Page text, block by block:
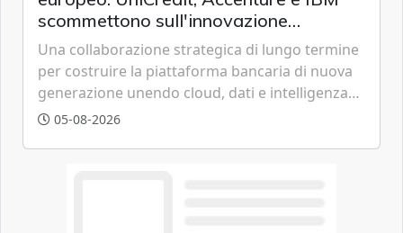
scommettono sull'innovazione
tecnologica
Una collaborazione strategica di lungo termine
per costruire la piattaforma bancaria di nuova
generazione unendo cloud, dati e intelligenza
artificiale.
05-08-2026